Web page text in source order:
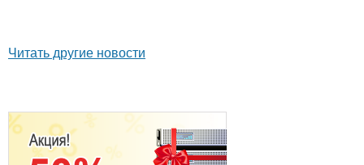
Читать другие новости